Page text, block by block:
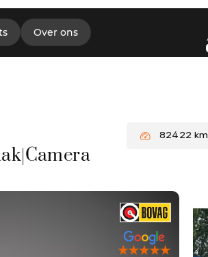
Over ons
82422 km